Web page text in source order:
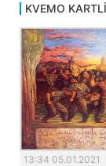
KVEMO
13:34 05.01.2021